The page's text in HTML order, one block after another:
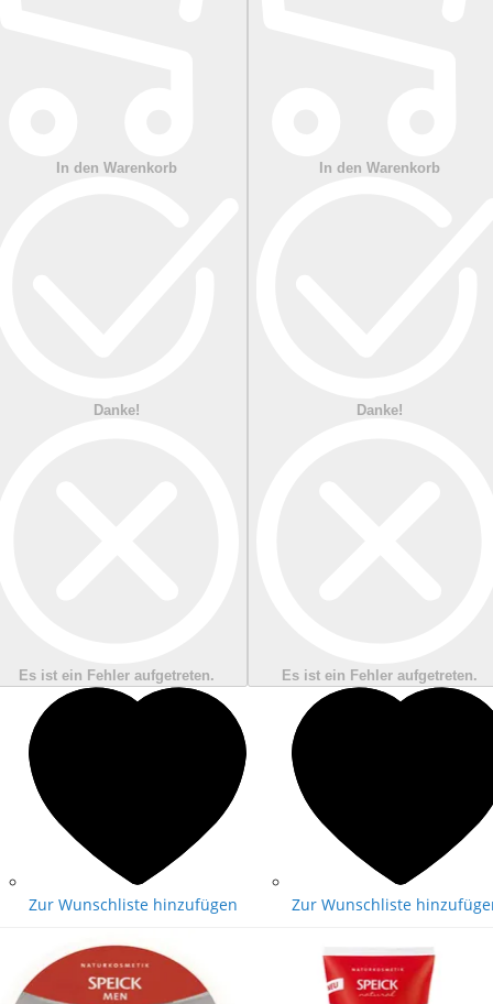
In den Warenkorb
Danke!
Es ist ein Fehler aufgetreten.
Zur Wunschliste hinzufügen
In den Warenkorb
Danke!
Es ist ein Fehler aufgetreten.
Zur Wunschliste